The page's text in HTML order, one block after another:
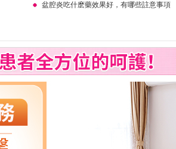
盆腔炎吃什麽藥效果好，有哪些註意事項